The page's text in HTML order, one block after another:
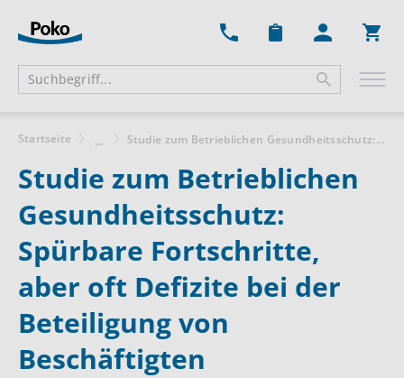
Startseite ... Studie zum Betrieblichen Gesundheitsschutz: Spürbare Fortschritte, aber oft Defizite bei der Beteiligung von Beschäftigten
Studie zum Betrieblichen
Gesundheitsschutz:
Spürbare Fortschritte,
aber oft Defizite bei der
Beteiligung von
Beschäftigten